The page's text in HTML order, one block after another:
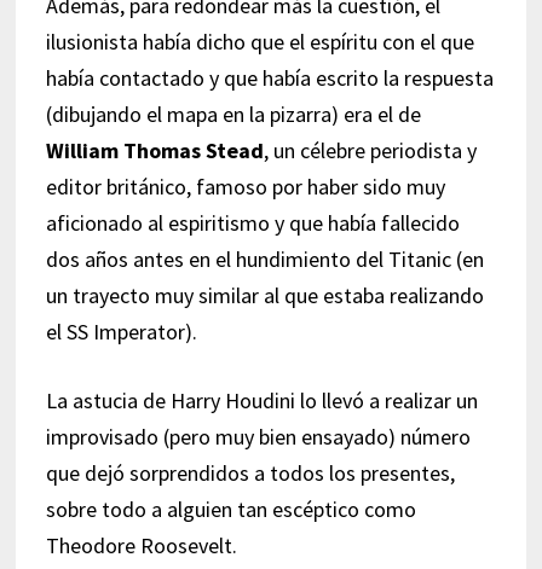
Además, para redondear más la cuestión, el
ilusionista había dicho que el espíritu con el que
había contactado y que había escrito la respuesta
(dibujando el mapa en la pizarra) era el de
William Thomas Stead, un célebre periodista y
editor británico, famoso por haber sido muy
aficionado al espiritismo y que había fallecido
dos años antes en el hundimiento del Titanic (en
un trayecto muy similar al que estaba realizando
el SS Imperator).
La astucia de Harry Houdini lo llevó a realizar un
improvisado (pero muy bien ensayado) número
que dejó sorprendidos a todos los presentes,
sobre todo a alguien tan escéptico como
Theodore Roosevelt.